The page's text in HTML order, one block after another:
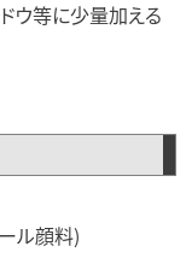
ドウ等に少量加える
ル顔料)